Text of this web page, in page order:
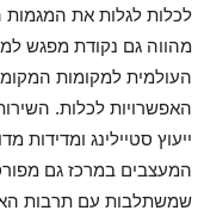
לכלות לגלות את
מהווה גם נקודת מפגש
העולמית למקומות
האפשרויות לכלות.
ייעוץ סטיילינג
המעצבים במרכז גם
שמשתלבות עם תרבות